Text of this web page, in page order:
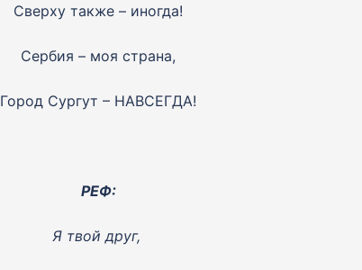
Сверху также – иногда!
Сербия – моя страна,
Город Сургут – НАВСЕГДА!
РЕФ:
Я твой друг,